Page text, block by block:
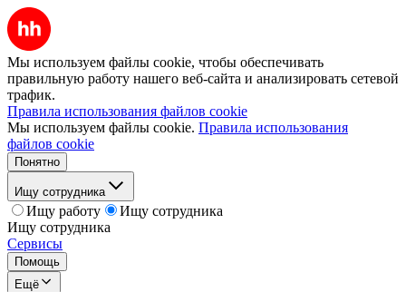
Мы используем файлы cookie, чтобы обеспечивать
правильную работу нашего веб-сайта и анализировать сетевой
трафик.
Правила использования файлов cookie
Мы используем файлы cookie. Правила использования
файлов cookie
Понятно
Ищу сотрудника
Ищу работу
Ищу сотрудника
Ищу сотрудника
Сервисы
Помощь
Ещё